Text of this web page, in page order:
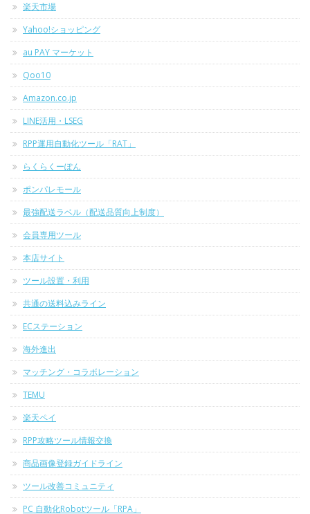
楽天市場
Yahoo!ショッピング
au PAY マーケット
Qoo10
Amazon.co.jp
LINE活用・LSEG
RPP運用自動化ツール「RAT」
らくらくーぽん
ポンパレモール
最強配送ラベル（配送品質向上制度）
会員専用ツール
本店サイト
ツール設置・利用
共通の送料込みライン
ECステーション
海外進出
マッチング・コラボレーション
TEMU
楽天ペイ
RPP攻略ツール情報交換
商品画像登録ガイドライン
ツール改善コミュニティ
PC 自動化Robotツール「RPA」